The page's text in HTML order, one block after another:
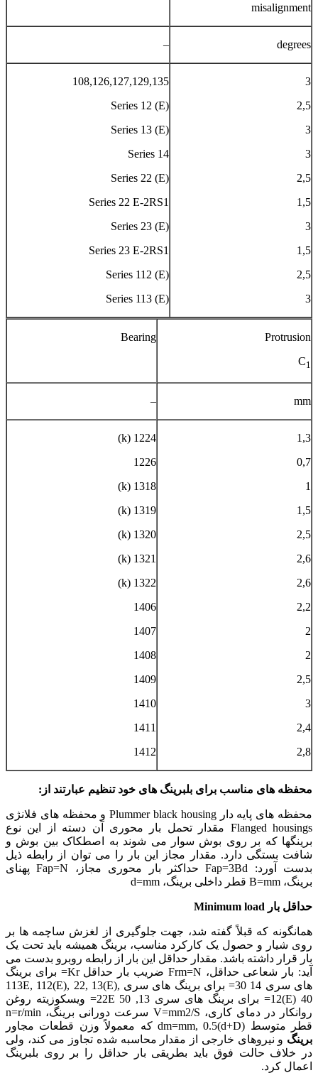
misalignment
degrees
–
3
2,5
3
3
2,5
1,5
3
1,5
2,5
3
108,126,127,129,135
Series 12 (E)
Series 13 (E)
Series 14
Series 22 (E)
Series 22 E-2RS1
Series 23 (E)
Series 23 E-2RS1
Series 112 (E)
Series 113 (E)
Protrusion
C1
Bearing
mm
–
1,3
0,7
1
1,5
2,5
2,6
2,6
2,2
2
2
2,5
3
2,4
2,8
1224 (k)
1226
1318 (k)
1319 (k)
1320 (k)
1321 (k)
1322 (k)
1406
1407
1408
1409
1410
1411
1412
محفظه های مناسب برای بلبرینگ های خود تنظیم عبارتند از:
محفظه های پایه دار Plummer black housing و محفظه های فلانژی
Flanged housings مقدار تحمل بار محوری آن دسته از این نوع
برینگها که بر روی بوش سوار می شوند به اصطکاک بین بوش و
شافت بستگی دارد. مقدار مجاز این بار را می توان از رابطه ذیل
بدست آورد: Fap=3Bd حداکثر بار محوری مجاز، Fap=N پهنای
برینگ، B=mm قطر داخلی برینگ، d=mm
حداقل بار Minimum load
همانگونه که قبلاً گفته شد، جهت جلوگیری از لغزش ساچمه ها بر
روی شیار و حصول یک کارکرد مناسب، برینگ همیشه باید تحت یک
بار قرار داشته باشد. مقدار حداقل این بار از رابطه روبرو بدست می
آید: بار شعاعی حداقل، Frm=N ضریب بار حداقل Kr= برای برینگ
های سری 14 30= برای برینگ های سری 113E, 112(E), 22, 13(E),
12(E) 40= برای برینگ های سری 13, 22E 50= ویسکوزیته روغن
روانکار در دمای کاری، V=mm2/S سرعت دورانی برینگ، n=r/min
قطر متوسط dm=mm, 0.5(d+D) که معمولاً وزن قطعات مجاور
برینگ و نیروهای خارجی از مقدار محاسبه شده تجاوز می کند، ولی
در خلاف حالت فوق باید بطریقی بار حداقل را بر روی بلبرینگ
اعمال کرد.